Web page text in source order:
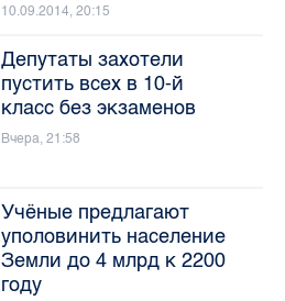
10.09.2014, 20:15
Депутаты захотели
пустить всех в 10-й
класс без экзаменов
Вчера, 21:58
Учёные предлагают
уполовинить население
Земли до 4 млрд к 2200
году